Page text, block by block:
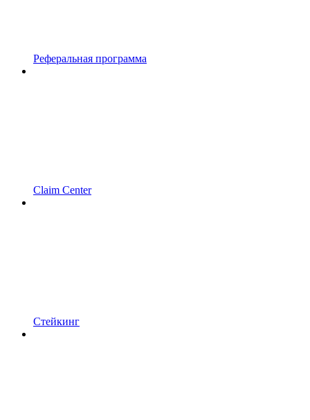
Реферальная программа
Claim Center
Стейкинг